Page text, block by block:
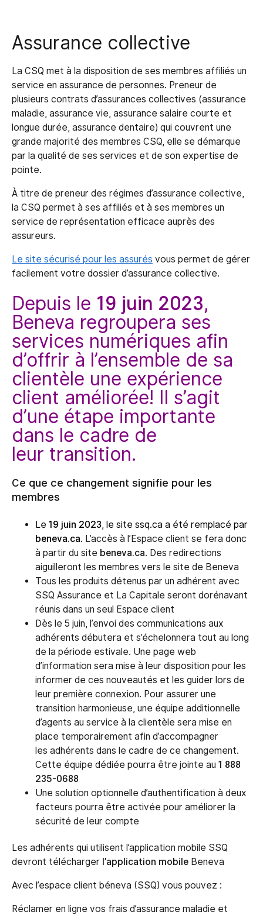
Assurance collective
La CSQ met à la disposition de ses membres affiliés un
service en assurance de personnes. Preneur de
plusieurs contrats d’assurances collectives (assurance
maladie, assurance vie, assurance salaire courte et
longue durée, assurance dentaire) qui couvrent une
grande majorité des membres CSQ, elle se démarque
par la qualité de ses services et de son expertise de
pointe.
À titre de preneur des régimes d’assurance collective,
la CSQ permet à ses affiliés et à ses membres un
service de représentation efficace auprès des
assureurs.
Le site sécurisé pour les assurés vous permet de gérer
facilement votre dossier d’assurance collective.
Depuis le 19 juin 2023,
Beneva regroupera ses
services numériques afin
d’offrir à l’ensemble de sa
clientèle une expérience
client améliorée! Il s’agit
d’une étape importante
dans le cadre de
leur transition.
Ce que ce changement signifie pour les
membres
Le 19 juin 2023, le site ssq.ca a été remplacé par
beneva.ca. L’accès à l’Espace client se fera donc
à partir du site beneva.ca. Des redirections
aiguilleront les membres vers le site de Beneva
Tous les produits détenus par un adhérent avec
SSQ Assurance et La Capitale seront dorénavant
réunis dans un seul Espace client
Dès le 5 juin, l’envoi des communications aux
adhérents débutera et s’échelonnera tout au long
de la période estivale. Une page web
d’information sera mise à leur disposition pour les
informer de ces nouveautés et les guider lors de
leur première connexion. Pour assurer une
transition harmonieuse, une équipe additionnelle
d’agents au service à la clientèle sera mise en
place temporairement afin d’accompagner
les adhérents dans le cadre de ce changement.
Cette équipe dédiée pourra être jointe au 1 888
235-0688
Une solution optionnelle d’authentification à deux
facteurs pourra être activée pour améliorer la
sécurité de leur compte
Les adhérents qui utilisent l’application mobile SSQ
devront télécharger l’application mobile Beneva
Avec l’espace client béneva (SSQ) vous pouvez :
Réclamer en ligne vos frais d’assurance maladie et